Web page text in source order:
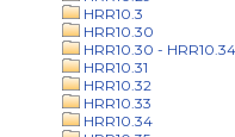
HRR10.3
HRR10.30
HRR10.30 - HRR10.34
HRR10.31
HRR10.32
HRR10.33
HRR10.34